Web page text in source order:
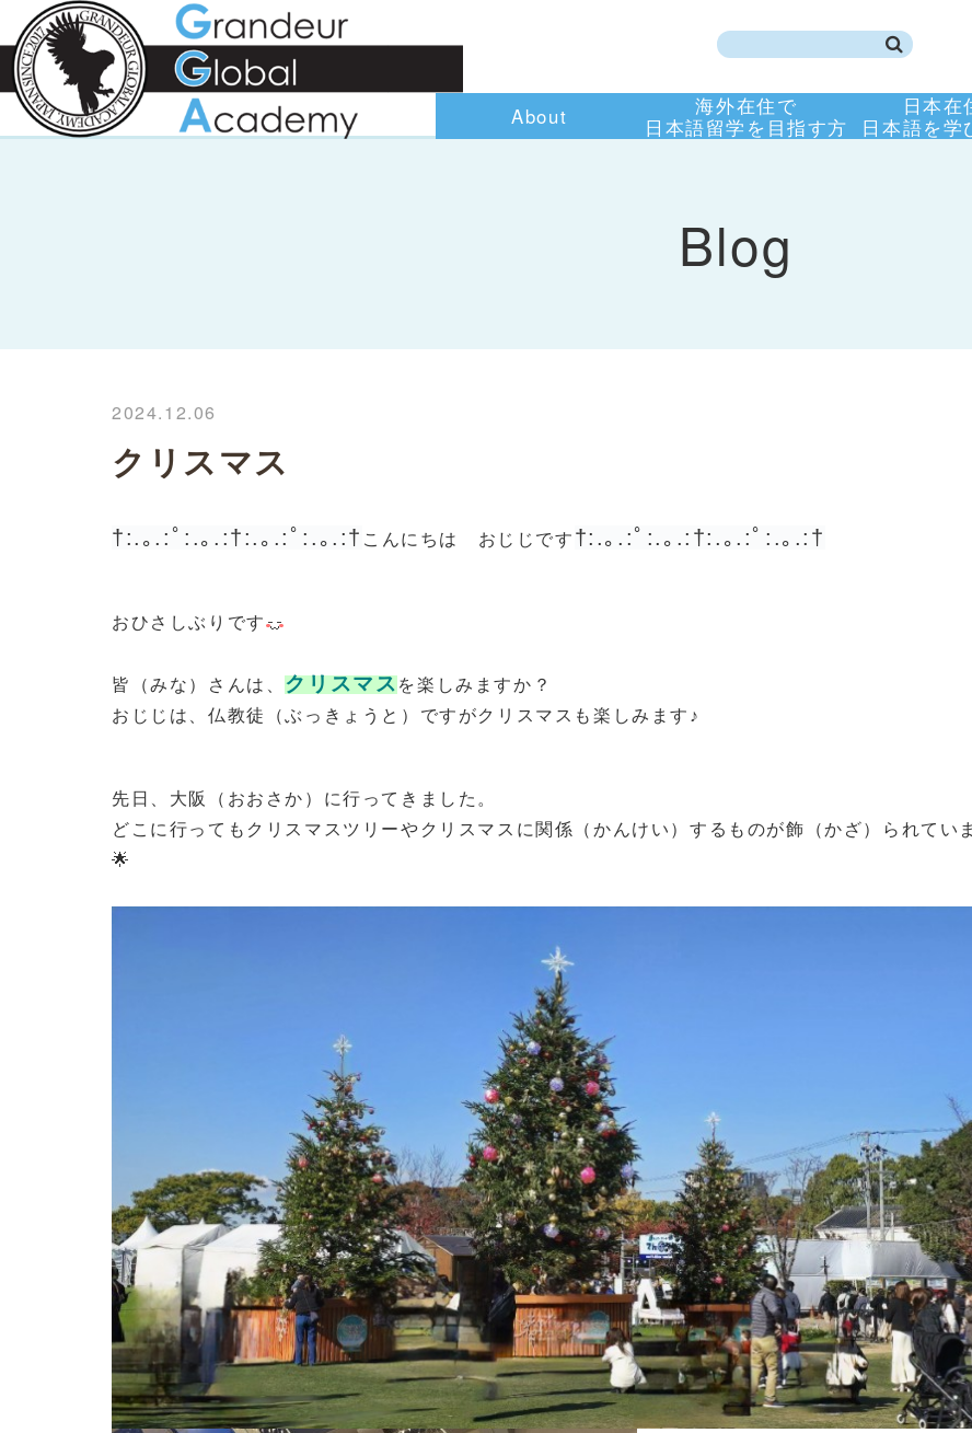
About
海外在住で
日本語留学を目指す方
日本在
日本語を学
Blog
2024.12.06
クリスマス
†:.｡.:ﾟ:.｡.:†:.｡.:ﾟ:.｡.:† こんにちは おじじです †:.｡.:ﾟ:.｡.:†:.｡.:ﾟ:.｡.:†
おひさしぶりです
皆（みな）さんは、 クリスマス を楽しみますか？
おじじは、仏教徒（ぶっきょうと）ですがクリスマスも楽しみます♪
先日、大阪（おおさか）に行ってきました。
どこに行ってもクリスマスツリーやクリスマスに関係（かんけい）するものが飾（かざ）られてい
🌟